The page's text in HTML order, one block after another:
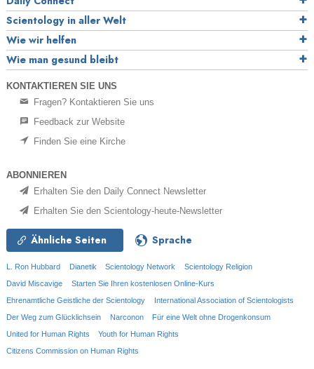
Scientology in aller Welt
Wie wir helfen
Wie man gesund bleibt
KONTAKTIEREN SIE UNS
Fragen? Kontaktieren Sie uns
Feedback zur Website
Finden Sie eine Kirche
ABONNIEREN
Erhalten Sie den Daily Connect Newsletter
Erhalten Sie den Scientology-heute-Newsletter
Ähnliche Seiten Sprache
L. Ron Hubbard Dianetik Scientology Network
Scientology Religion
David Miscavige
Starten Sie Ihren kostenlosen Online-Kurs
Ehrenamtliche Geistliche der Scientology
International Association of Scientologists
Der Weg zum Glücklichsein
Narconon
Für eine Welt ohne Drogenkonsum
United for Human Rights
Youth for Human Rights
Citizens Commission on Human Rights